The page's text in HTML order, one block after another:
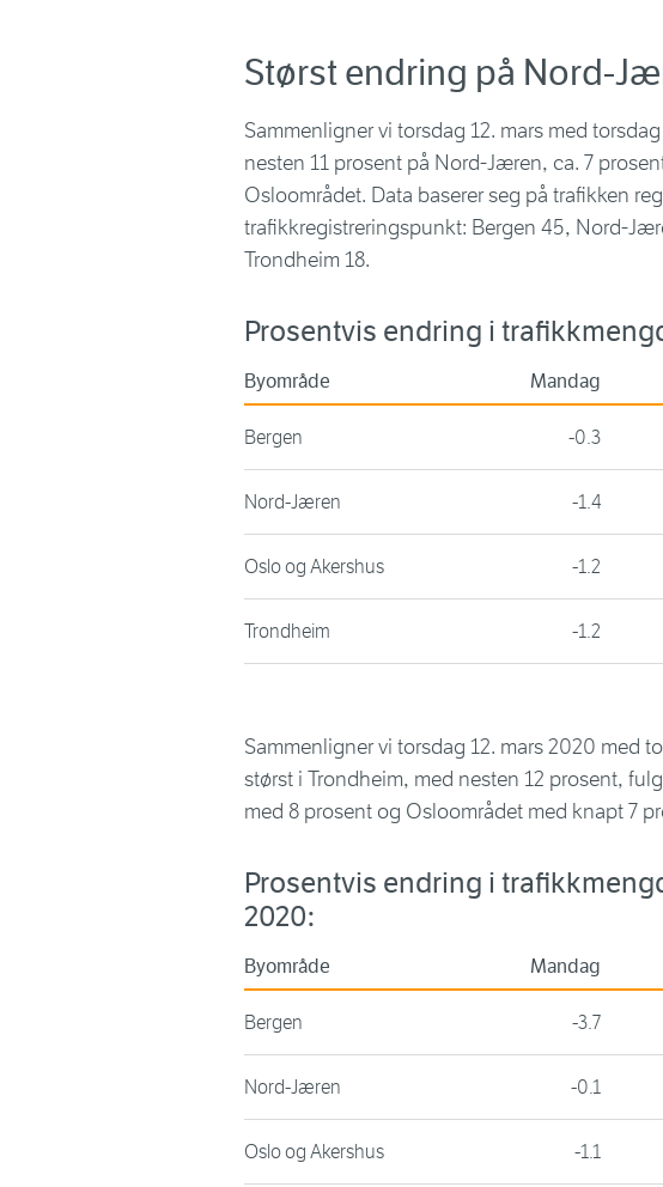
Størst endring på Nord-
Sammenligner vi torsdag 12. mars med
nesten 11 prosent på Nord-Jæren, ca. 7
Osloområdet. Data baserer seg på trafikken
trafikkregistreringspunkt: Bergen 45, Nord-
Trondheim 18.
Prosentvis endring i
Byområde Mandag
Bergen -0.3
Nord-Jæren -1.4
Oslo og Akershus -1.2
Trondheim -1.2
Sammenligner vi torsdag 12. mars 2020 med
størst i Trondheim, med nesten 12 prosent,
med 8 prosent og Osloområdet med knapt 7
Prosentvis endring i
2020:
Byområde Mandag
Bergen -3.7
Nord-Jæren -0.1
Oslo og Akershus -1.1